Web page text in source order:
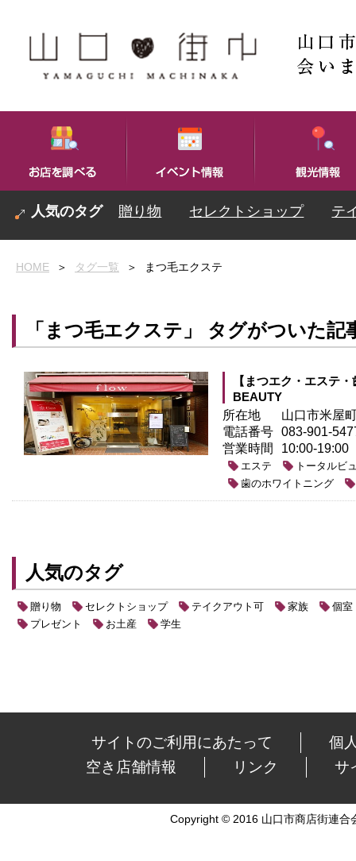
贈り物 セレクトショップ テ
HOME ＞ タグ一覧 ＞ まつ毛エクステ
「まつ毛エクステ」 タグがついた記
【まつエク・エステ
BEAUTY
所在地
山口市米屋
電話番号 083-901-
営業時間
10:00-19:00
エステ
トータルビ
歯のホワイトニング
人気のタグ
贈り物 セレクトショップ テイクアウト可 家族
個室
プレゼント
お土産 学生
サイトのご利用にあたって
個
空き店舗情報
リンク サ
Copyright © 2016 山口市商店街連合